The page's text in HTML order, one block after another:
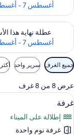
أغسطس 7 - أغسطس 8
عطلة نهاية هذا
أغسطس 7 - أغسطس 9
تحقق من مدى التوفر
عوامل
التصفية
المتاحة
للغرف
جميع الغرف سرير واحد أكثر
عرض 8 من 8 غرف
استعراض
جميع
صور
غرفة
3
غرفة
إطلالة على الميناء
غرفة نوم واحدة